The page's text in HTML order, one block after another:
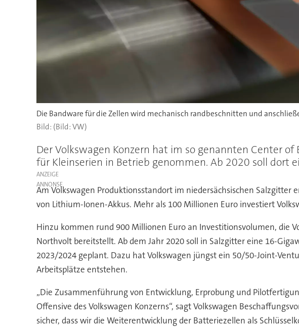
Die Bandware für die Zellen wird mechanisch randbeschnitten und
(Bild: VW)
Der Volkswagen Konzern hat im so genannten Center
für Kleinserien in Betrieb genommen. Ab 2020 soll
ANZEIGE
Am Volkswagen Produktionsstandort im niedersächsischen
von Lithium-Ionen-Akkus. Mehr als 100 Millionen Euro investiert
Hinzu kommen rund 900 Millionen Euro an Investitionsvolumen, die
Northvolt bereitstellt. Ab dem Jahr 2020 soll in Salzgitter eine 16-
2023/2024 geplant. Dazu hat Volkswagen jüngst ein 50/50-Joint-
Arbeitsplätze entstehen.
„Die Zusammenführung von Entwicklung, Erprobung und
Offensive des Volkswagen Konzerns“, sagt Volkswagen
sicher, dass wir die Weiterentwicklung der Batteriezellen als